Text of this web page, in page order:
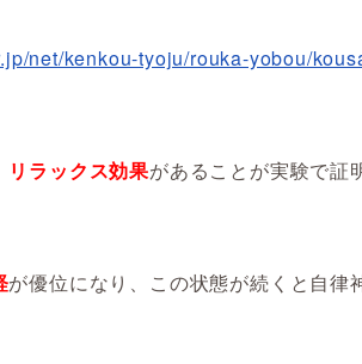
net/kenkou-tyoju/rouka-yobou/
リラックス効果があることが実験で証
が優位になり、この状態が続くと自律